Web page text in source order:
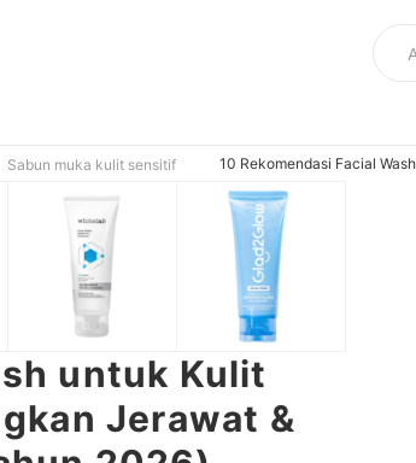
Sabun muka kulit sensitif 10 Rekomendasi Facial
untuk Kulit
Jerawat &